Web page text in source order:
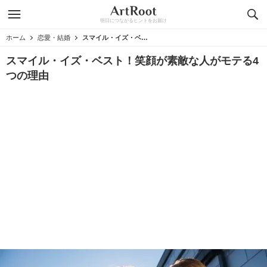
明日につながるヒントをお届け
ホーム 恋愛・結婚 スマイル・イズ・ベスト！笑顔が素敵な人がモテる4つの理由
スマイル・イズ・ベスト！笑顔が素敵な人がモテる4
つの理由